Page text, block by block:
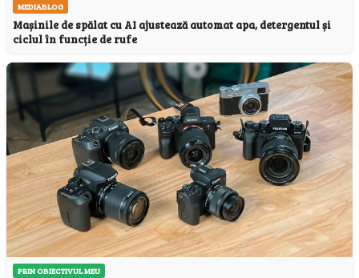
MEDIABLOG
Mașinile de spălat cu AI ajustează automat apa, detergentul și
ciclul în funcție de rufe
PRIN OBIECTIVUL MEU